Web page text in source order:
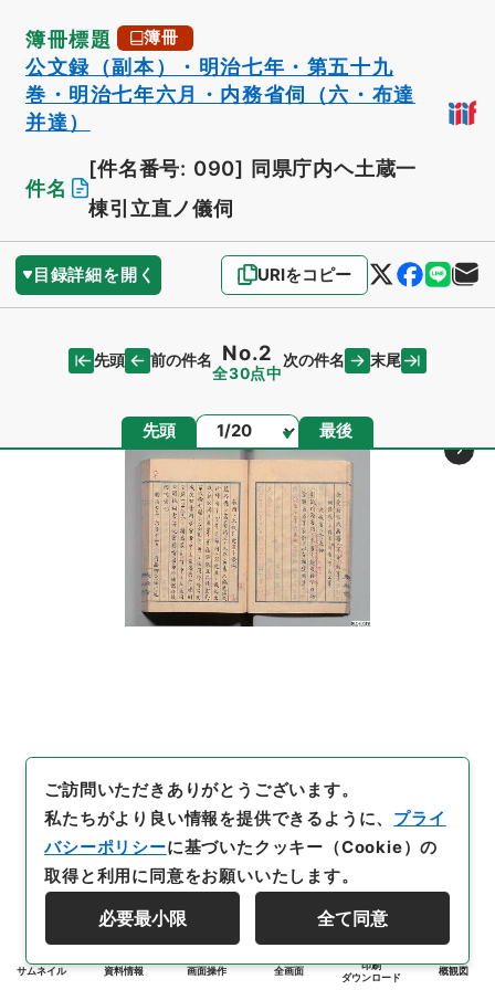
簿冊標題 簿冊
公文録（副本）・明治七年・第五十九
巻・明治七年六月・内務省伺（六・布達
并達）
件名
[件名番号: 090] 同県庁内ヘ土蔵一
棟引立直ノ儀伺
目録詳細を開く URIをコピー
先頭 前の件名 No.2
全30点中
次の件名 末尾
先頭 ページ 最後
サムネイル 資料情報 画面操作 全画面
印刷
ダウンロード
概観図
ご訪問いただきありがとうございます。
私たちがより良い情報を提供できるように、 プライ
バシーポリシーに基づいたクッキー（Cookie）の
取得と利用に同意をお願いいたします。
必要最小限 全て同意